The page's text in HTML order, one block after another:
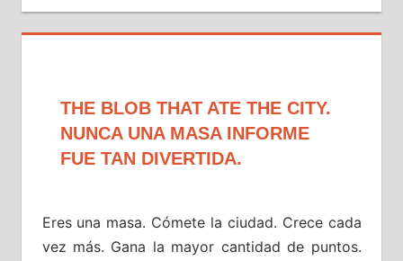
THE BLOB THAT ATE THE CITY.
NUNCA UNA MASA INFORME
FUE TAN DIVERTIDA.
Eres una masa. Cómete la ciudad. Crece cada
vez más. Gana la mayor cantidad de puntos.